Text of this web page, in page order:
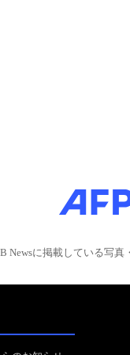
Newsに掲載している写